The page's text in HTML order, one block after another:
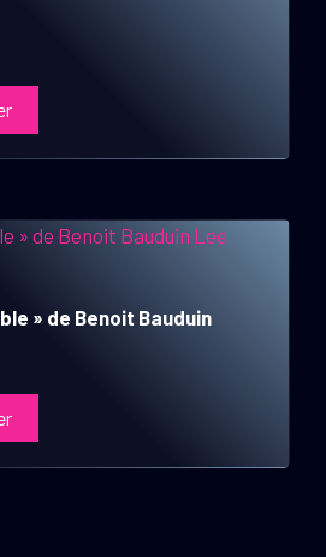
» de Benoit Bauduin